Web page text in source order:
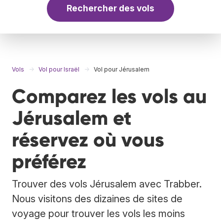
Rechercher des vols
Vols Vol pour Israël Vol pour Jérusalem
Comparez les vols au
Jérusalem et
réservez où vous
préférez
Trouver des vols Jérusalem avec Trabber.
Nous visitons des dizaines de sites de
voyage pour trouver les vols les moins